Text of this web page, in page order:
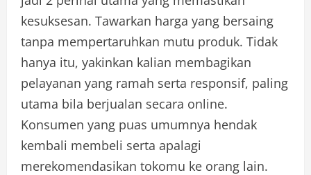
kesuksesan. Tawarkan harga yang bersaing
tanpa mempertaruhkan mutu produk. Tidak
hanya itu, yakinkan kalian membagikan
pelayanan yang ramah serta responsif, paling
utama bila berjualan secara online.
Konsumen yang puas umumnya hendak
kembali membeli serta apalagi
merekomendasikan tokomu ke orang lain.